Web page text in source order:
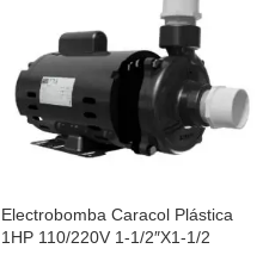
Electrobomba Caracol Plástica
1HP 110/220V 1-1/2″X1-1/2